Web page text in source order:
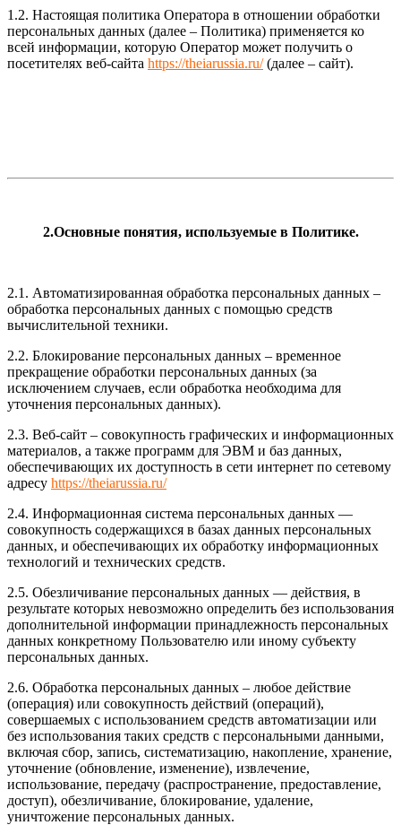
1.2. Настоящая политика Оператора в отношении обработки
персональных данных (далее – Политика) применяется ко
всей информации, которую Оператор может получить о
посетителях веб-сайта https://theiarussia.ru/(далее – сайт).
2.Основные понятия, используемые в Политике.
2.1. Автоматизированная обработка персональных данных –
обработка персональных данных с помощью средств
вычислительной техники.
2.2. Блокирование персональных данных – временное
прекращение обработки персональных данных (за
исключением случаев, если обработка необходима для
уточнения персональных данных).
2.3. Веб-сайт – совокупность графических и информационных
материалов, а также программ для ЭВМ и баз данных,
обеспечивающих их доступность в сети интернет по сетевому
адресу https://theiarussia.ru/
2.4. Информационная система персональных данных —
совокупность содержащихся в базах данных персональных
данных, и обеспечивающих их обработку информационных
технологий и технических средств.
2.5. Обезличивание персональных данных — действия, в
результате которых невозможно определить без использования
дополнительной информации принадлежность персональных
данных конкретному Пользователю или иному субъекту
персональных данных.
2.6. Обработка персональных данных – любое действие
(операция) или совокупность действий (операций),
совершаемых с использованием средств автоматизации или
без использования таких средств с персональными данными,
включая сбор, запись, систематизацию, накопление, хранение,
уточнение (обновление, изменение), извлечение,
использование, передачу (распространение, предоставление,
доступ), обезличивание, блокирование, удаление,
уничтожение персональных данных.